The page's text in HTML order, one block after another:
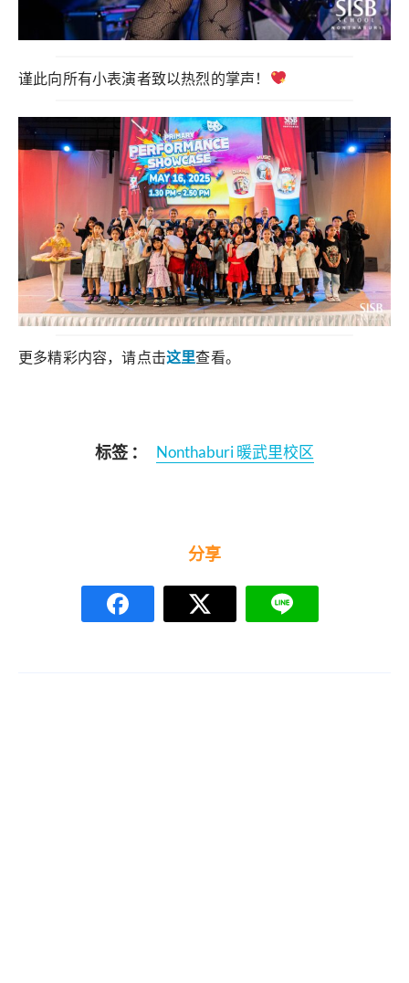
谨此向所有小表演者致以热烈的掌声！
更多精彩内容，请点击这里查看。
标签 ： Nonthaburi 暖武里校区
分享